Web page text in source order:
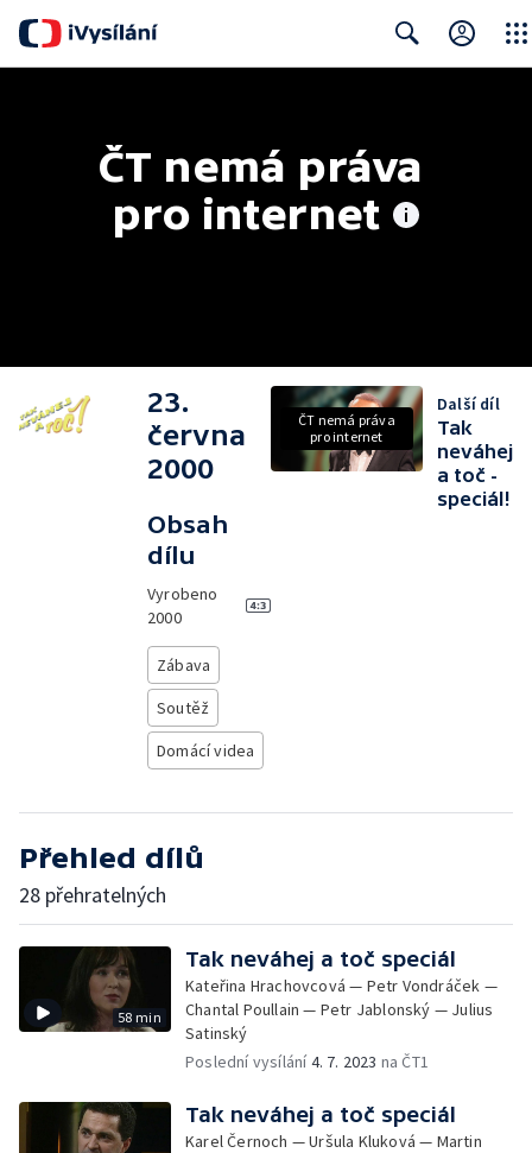
ČT nemá práva
pro internet
23.
června
2000
Obsah
dílu
Vyrobeno
2000
Zábava
Soutěž
Domácí videa
ČT nemá práva
pro internet
Další díl
Tak
neváhej
a toč -
speciál!
Přehled dílů
28 přehratelných
58 min
Tak neváhej a toč speciál
Kateřina Hrachovcová — Petr Vondráček —
Chantal Poullain — Petr Jablonský — Julius
Satinský
Poslední vysílání4. 7. 2023 na ČT1
Tak neváhej a toč speciál
Karel Černoch — Uršula Kluková — Martin